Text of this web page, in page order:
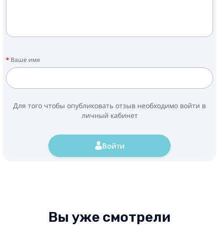
Ваше имя
Для того чтобы опубликовать отзыв необходимо войти в
личный кабинет
Войти
Вы уже смотрели